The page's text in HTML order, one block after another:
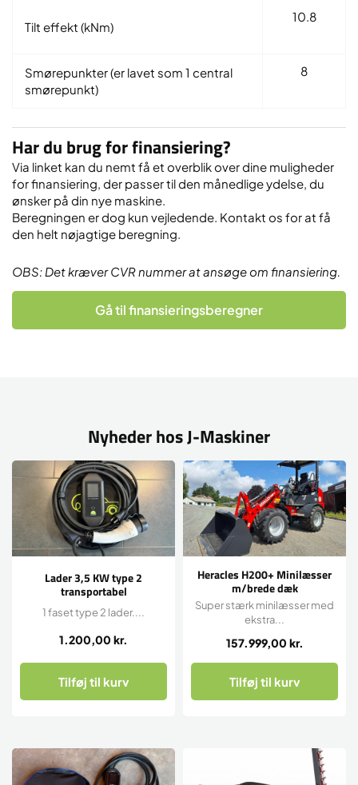
Tilt effekt (kNm)
10.8
Smørepunkter (er lavet som 1 central
smørepunkt)
8
Har du brug for finansiering?
Via linket kan du nemt få et overblik over dine muligheder
for finansiering, der passer til den månedlige ydelse, du
ønsker på din nye maskine.
Beregningen er dog kun vejledende. Kontakt os for at få
den helt nøjagtige beregning.
OBS: Det kræver CVR nummer at ansøge om finansiering.
Gå til finansieringsberegner
Nyheder hos J-Maskiner
Lader 3,5 KW type 2
transportabel
1.200,00 kr.
1 faset type 2 lader....
Tilføj til kurv
Heracles H200+ Minilæsser
m/brede dæk
157.999,00 kr.
Super stærk minilæsser med
ekstra...
Tilføj til kurv